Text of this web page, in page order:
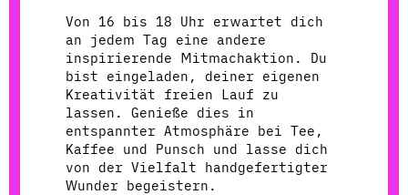
Von 16 bis 18 Uhr erwartet dich
an jedem Tag eine andere
inspirierende Mitmachaktion. Du
bist eingeladen, deiner eigenen
Kreativität freien Lauf zu
lassen. Genieße dies in
entspannter Atmosphäre bei Tee,
Kaffee und Punsch und lasse dich
von der Vielfalt handgefertigter
Wunder begeistern.